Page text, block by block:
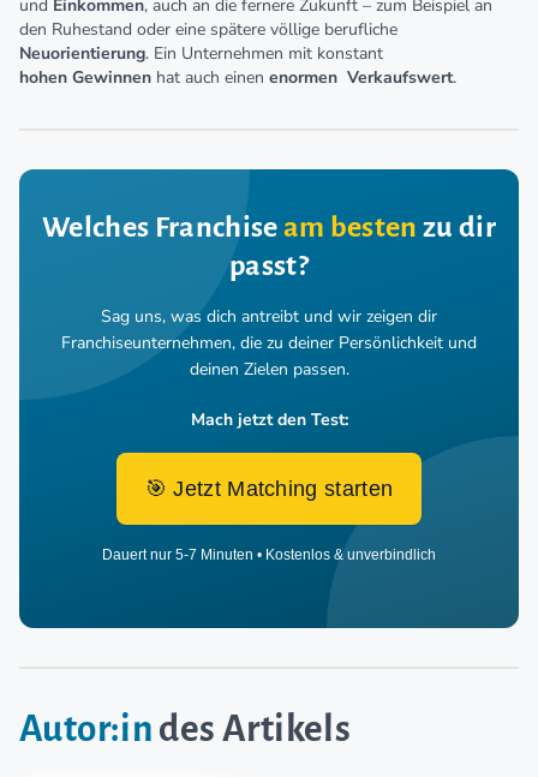
und Einkommen, auch an die fernere Zukunft – zum Beispiel an
den Ruhestand oder eine spätere völlige berufliche
Neuorientierung. Ein Unternehmen mit konstant
hohen Gewinnen hat auch einen enormen Verkaufswert.
Welches Franchiseam besten zu dir
passt?
Sag uns, was dich antreibt und wir zeigen dir
Franchiseunternehmen, die zu deiner Persönlichkeit und
deinen Zielen passen.
Mach jetzt den Test:
🎯 Jetzt Matching starten
Dauert nur 5-7 Minuten • Kostenlos & unverbindlich
Autor:in des Artikels